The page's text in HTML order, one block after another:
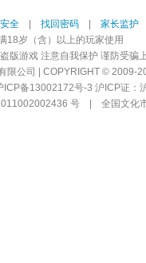
全 找回密码 家长监护
18岁（含）以上的玩家使用
版游戏 注意自我保护 谨防受骗
限公司 | COPYRIGHT © 2009-
ICP备13002172号-3 沪ICP证：
号
全国文化